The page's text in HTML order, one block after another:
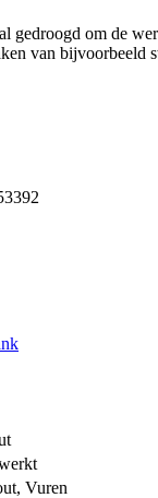
gedroogd om de
van bijvoorbeeld
, Vuren